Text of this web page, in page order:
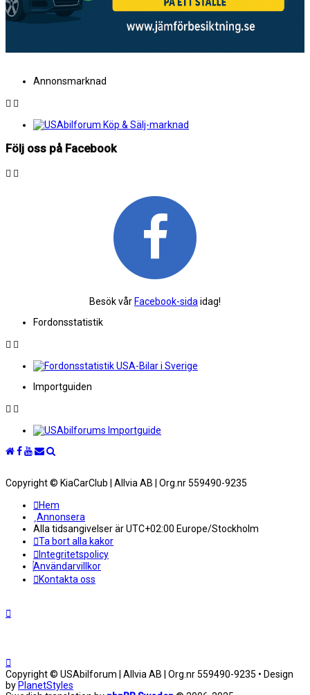
Annonsmarknad
Följ oss på Facebook
Besök vår Facebook-sida idag!
Fordonsstatistik
Importguiden
Copyright © KiaCarClub | Allvia AB | Org.nr 559490-9235
Hem
Annonsera
Alla tidsangivelser är UTC+02:00 Europe/Stockholm
Ta bort alla kakor
Integritetspolicy
Användarvillkor
Kontakta oss
Copyright © USAbilforum | Allvia AB | Org.nr 559490-9235 • Design
by PlanetStyles